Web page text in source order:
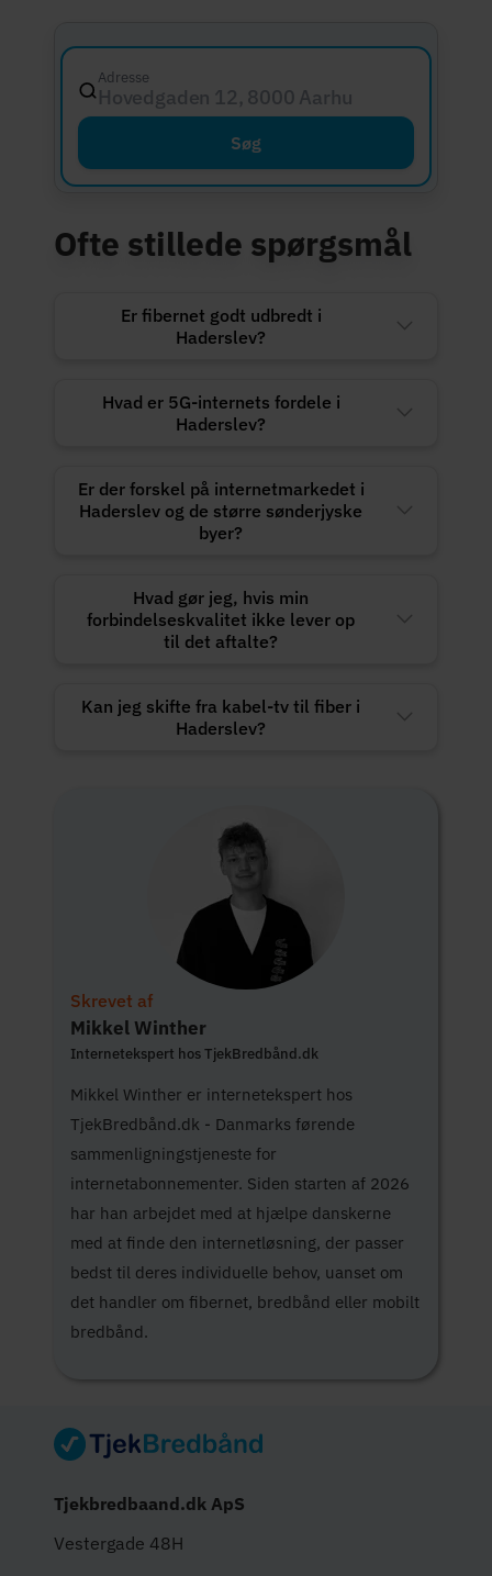
Adresse
Hovedgaden 12, 8000 Aarhus C
Søg
Ofte stillede spørgsmål
Er fibernet godt udbredt i
Haderslev?
Hvad er 5G-internets fordele i
Haderslev?
Er der forskel på internetmarkedet i
Haderslev og de større sønderjyske
byer?
Hvad gør jeg, hvis min
forbindelseskvalitet ikke lever op
til det aftalte?
Kan jeg skifte fra kabel-tv til fiber i
Haderslev?
Skrevet af
Mikkel Winther
Internetekspert hos TjekBredbånd.dk
Mikkel Winther er internetekspert hos
TjekBredbånd.dk - Danmarks førende
sammenligningstjeneste for
internetabonnementer. Siden starten af 2026
har han arbejdet med at hjælpe danskerne
med at finde den internetløsning, der passer
bedst til deres individuelle behov, uanset om
det handler om fibernet, bredbånd eller mobilt
bredbånd.
Tjekbredbaand.dk ApS
Vestergade 48H